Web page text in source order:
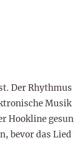
Der Rhythmus
Musik
Hookline
bevor das